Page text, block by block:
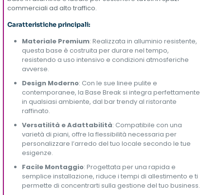
commerciali ad alto traffico.
Caratteristiche principali:
Materiale Premium: Realizzata in alluminio resistente,
questa base è costruita per durare nel tempo,
resistendo a uso intensivo e condizioni atmosferiche
avverse.
Design Moderno: Con le sue linee pulite e
contemporanee, la Base Break si integra perfettamente
in qualsiasi ambiente, dal bar trendy al ristorante
raffinato.
Versatilità e Adattabilità: Compatibile con una
varietà di piani, offre la flessibilità necessaria per
personalizzare l’arredo del tuo locale secondo le tue
esigenze.
Facile Montaggio: Progettata per una rapida e
semplice installazione, riduce i tempi di allestimento e ti
permette di concentrarti sulla gestione del tuo business.